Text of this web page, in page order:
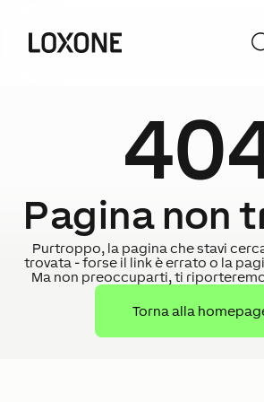
Pagina non
Purtroppo, la pagina che stavi
trovata - forse il link è errato o la
Ma non preoccuparti, ti
Torna alla